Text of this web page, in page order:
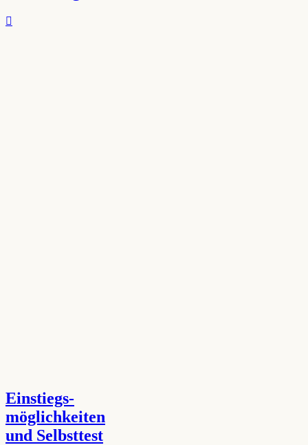
Einstiegs-
möglichkeiten
und Selbsttest